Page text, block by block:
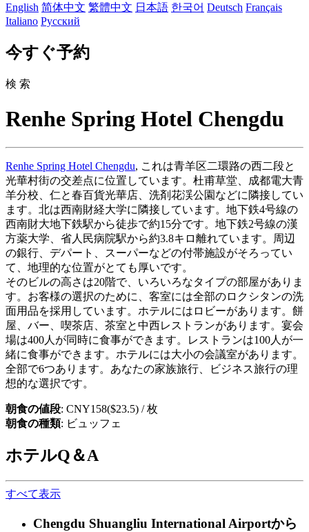
English 简体中文 繁體中文 日本語 한국어 Deutsch Français
Italiano Русский
今すぐ予約
検 索
Renhe Spring Hotel Chengdu
Renhe Spring Hotel Chengdu, これは青羊区二環路の西二段と
光華村街の交差点に位置しています。杜甫草堂、成都電大青
羊分校、仁と春百貨光華店、洗剤花渓公園などに隣接してい
ます。北は西南財経大学に隣接しています。地下鉄4号線の
西南財大地下鉄駅から徒歩で約15分です。地下鉄2号線の漢
方薬大学、省人民病院駅から約3.8キロ離れています。周辺
の銀行、デパート、スーパーなどの付帯施設がそろってい
て、地理的な位置がとても厚いです。
そのビルの高さは20階で、いろいろなタイプの部屋がありま
す。お客様の選択のために、客室には全部のロクシタンの洗
面用品を採用しています。ホテルにはロビーがあります。餅
屋、バー、喫茶店、茶室と中西レストランがあります。宴会
場は400人が同時に食事ができます。レストランは100人が一
緒に食事ができます。ホテルには大小の会議室があります。
全部で6つあります。あなたの家族旅行、ビジネス旅行の理
想的な選択です。
朝食の値段: CNY158($23.5) / 枚
朝食の種類: ビュッフェ
ホテルQ＆A
すべて表示
Chengdu Shuangliu International Airportから